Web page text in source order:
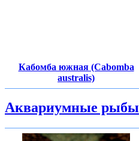
Кабомба южная (Cabomba
australis)
Аквариумные рыбы